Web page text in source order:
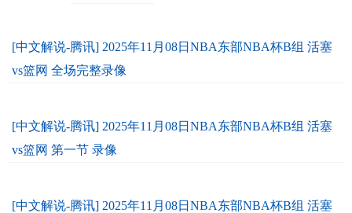
[中文解说-腾讯] 2025年11月08日NBA东部NBA杯B组 活塞
vs篮网 全场完整录像
[中文解说-腾讯] 2025年11月08日NBA东部NBA杯B组 活塞
vs篮网 第一节 录像
[中文解说-腾讯] 2025年11月08日NBA东部NBA杯B组 活塞